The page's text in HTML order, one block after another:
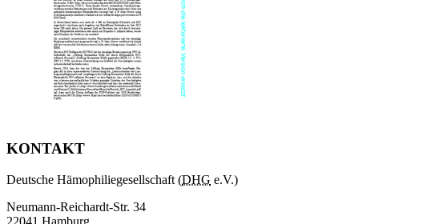
KONTAKT
Deutsche Hämophiliegesellschaft (DHG e.V.)
Neumann-Reichardt-Str. 34